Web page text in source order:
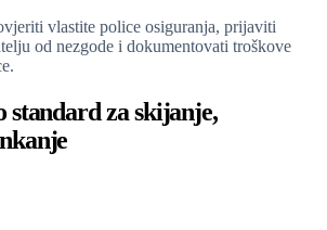
vlastite police osiguranja, prijaviti
od nezgode i dokumentovati troškove
standard za skijanje,